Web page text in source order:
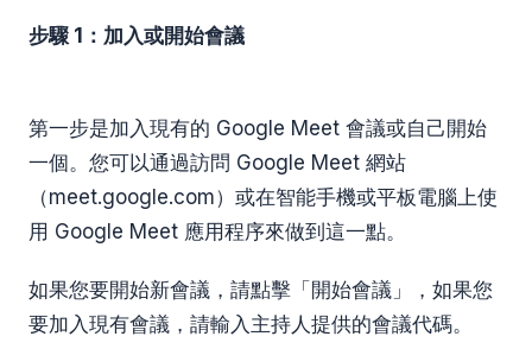
步驟 1：加入或開始會議
第一步是加入現有的 Google Meet 會議或自己開始
一個。您可以通過訪問 Google Meet 網站
（meet.google.com）或在智能手機或平板電腦上使
用 Google Meet 應用程序來做到這一點。
如果您要開始新會議，請點擊「開始會議」，如果您
要加入現有會議，請輸入主持人提供的會議代碼。